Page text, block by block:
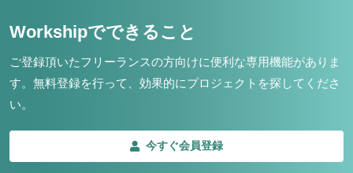
Workshipでできること
ご登録頂いたフリーランスの方向けに便利な専用機能がありま
す。 無料登録を行って、効果的にプロジェクトを探してくださ
い。
今すぐ会員登録